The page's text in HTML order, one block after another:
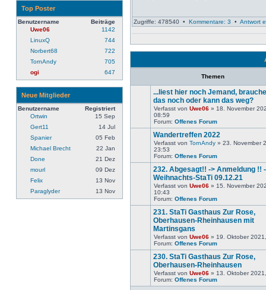
Top Poster
Benutzername
Beiträge
Uwe06
1142
LinuxQ
744
Norbert68
722
TornAndy
705
ogi
647
Neue Mitglieder
Benutzername
Registriert
Ortwin
15 Sep
Gert11
14 Jul
Spanier
05 Feb
Michael Brecht
22 Jan
Done
21 Dez
mourl
09 Dez
Felix
13 Nov
Paraglyder
13 Nov
Zugriffe: 478540 • Kommentare: 3 • Antwort
Themen
Keine
neuen
Beiträge
...liest hier noch Jemand,
das noch oder kann das weg?
Verfasst von Uwe06 » 18. November
08:59
Forum: Offenes Forum
Keine
neuen
Beiträge
Wandertreffen 2022
Verfasst von TornAndy » 23. November
23:53
Forum: Offenes Forum
Keine
neuen
Beiträge
232. Abgesagt!! -> Anmeldung !! -
Weihnachts-StaTi 09.12.21
Verfasst von Uwe06 » 15. November
10:43
Forum: Offenes Forum
Keine
neuen
Beiträge
231. StaTi Gasthaus Zur Rose,
Oberhausen-Rheinhausen mit
Martinsgans
Verfasst von Uwe06 » 19. Oktober
Forum: Offenes Forum
Keine
neuen
230. StaTi Gasthaus Zur Rose,
Oberhausen-Rheinhausen
Verfasst von Uwe06 » 13. Oktober
Forum: Offenes Forum